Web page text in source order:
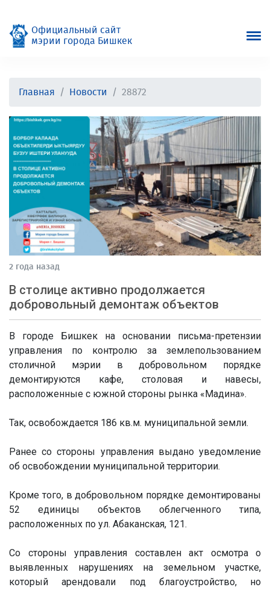
Официальный сайт
мэрии города Бишкек
Главная Новости 28872
2 года назад
В столице активно продолжается
добровольный демонтаж объектов
В городе Бишкек на основании письма-претензии
управления по контролю за землепользованием
столичной мэрии в добровольном порядке
демонтируются кафе, столовая и навесы,
расположенные с южной стороны рынка «Мадина».
Так, освобождается 186 кв.м. муниципальной земли.
Ранее со стороны управления выдано уведомление
об освобождении муниципальной территории.
Кроме того, в добровольном порядке демонтированы
52 единицы объектов облегченного типа,
расположенных по ул. Абаканская, 121.
Со стороны управления составлен акт осмотра о
выявленных нарушениях на земельном участке,
который арендовали под благоустройство, но